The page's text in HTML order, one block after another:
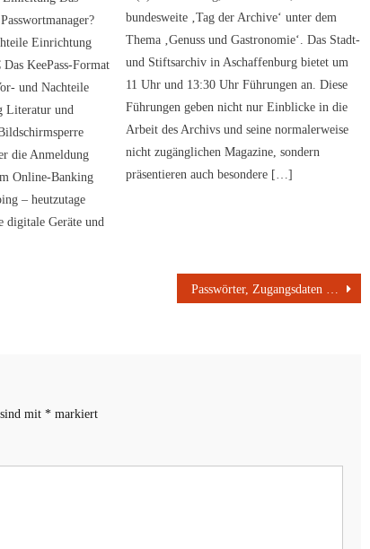
Einrichtung
KeePass-Format
und Nachteile
Literatur und
die Anmeldung
Online-Banking
– heutzutage
digitale Geräte und
bundesweite ‚Tag der Archive‘ unter dem
Thema ‚Genuss und Gastronomie‘. Das Stadt-
und Stiftsarchiv in Aschaffenburg bietet um
11 Uhr und 13:30 Uhr Führungen an. Diese
Führungen geben nicht nur Einblicke in die
Arbeit des Archivs und seine normalerweise
nicht zugänglichen Magazine, sondern
präsentieren auch besondere […]
mit * markiert